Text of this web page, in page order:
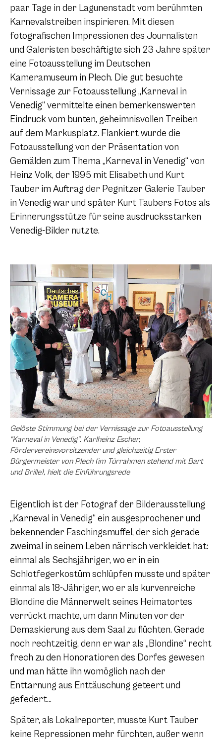
paar Tage in der Lagunenstadt vom berühmten
Karnevalstreiben inspirieren. Mit diesen
fotografischen Impressionen des Journalisten
und Galeristen beschäftigte sich 23 Jahre später
eine Fotoausstellung im Deutschen
Kameramuseum in Plech. Die gut besuchte
Vernissage zur Fotoausstellung „Karneval in
Venedig“ vermittelte einen bemerkenswerten
Eindruck vom bunten, geheimnisvollen Treiben
auf dem Markusplatz. Flankiert wurde die
Fotoausstellung von der Präsentation von
Gemälden zum Thema „Karneval in Venedig“ von
Heinz Volk, der 1995 mit Elisabeth und Kurt
Tauber im Auftrag der Pegnitzer Galerie Tauber
in Venedig war und später Kurt Taubers Fotos als
Erinnerungsstütze für seine ausdrucksstarken
Venedig-Bilder nutzte.
Gelöste Stimmung bei der Vernissage zur Fotoausstellung
"Karneval in Venedig". Karlheinz Escher,
Fördervereinsvorsitzender und gleichzeitig Erster
Bürgermeister von Plech (im Türrahmen stehend mit Bart
und Brille), hielt die Einführungsrede
Eigentlich ist der Fotograf der Bilderausstellung
„Karneval in Venedig“ ein ausgesprochener und
bekennender Faschingsmuffel, der sich gerade
zweimal in seinem Leben närrisch verkleidet hat:
einmal als Sechsjähriger, wo er in ein
Schlotfegerkostüm schlüpfen musste und später
einmal als 18-Jähriger, wo er als kurvenreiche
Blondine die Männerwelt seines Heimatortes
verrückt machte, um dann Minuten vor der
Demaskierung aus dem Saal zu flüchten. Gerade
noch rechtzeitig, denn er war als „Blondine“ recht
frech zu den Honoratioren des Dorfes gewesen
und man hätte ihn womöglich nach der
Enttarnung aus Enttäuschung geteert und
gefedert…
Später, als Lokalreporter, musste Kurt Tauber
keine Repressionen mehr fürchten, außer wenn